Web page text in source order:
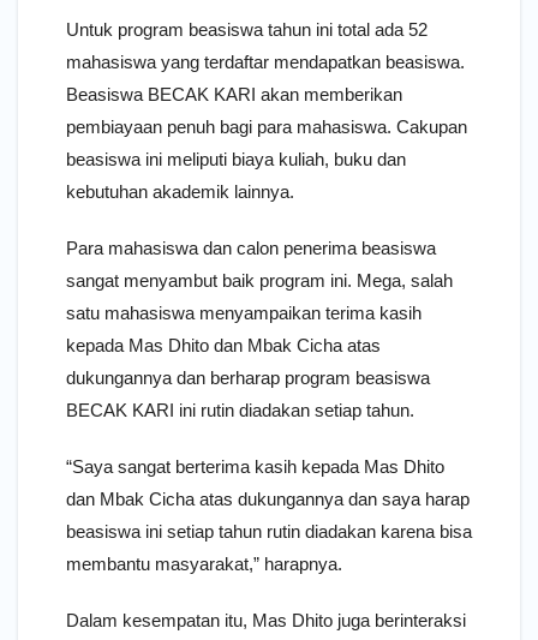
Untuk program beasiswa tahun ini total ada 52
mahasiswa yang terdaftar mendapatkan beasiswa.
Beasiswa BECAK KARI akan memberikan
pembiayaan penuh bagi para mahasiswa. Cakupan
beasiswa ini meliputi biaya kuliah, buku dan
kebutuhan akademik lainnya.
Para mahasiswa dan calon penerima beasiswa
sangat menyambut baik program ini. Mega, salah
satu mahasiswa menyampaikan terima kasih
kepada Mas Dhito dan Mbak Cicha atas
dukungannya dan berharap program beasiswa
BECAK KARI ini rutin diadakan setiap tahun.
“Saya sangat berterima kasih kepada Mas Dhito
dan Mbak Cicha atas dukungannya dan saya harap
beasiswa ini setiap tahun rutin diadakan karena bisa
membantu masyarakat,” harapnya.
Dalam kesempatan itu, Mas Dhito juga berinteraksi